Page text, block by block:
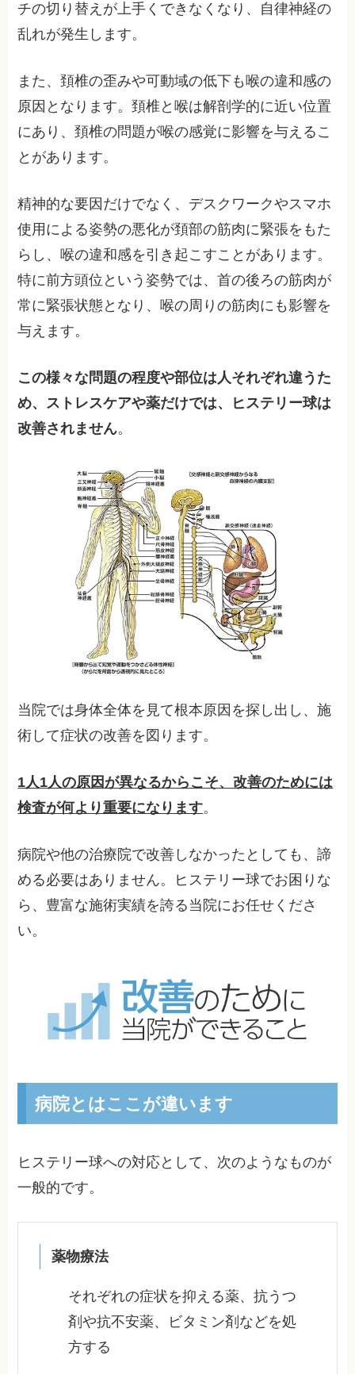
チの切り替えが上手くできなくなり、自律神経の
乱れが発生します。
また、頚椎の歪みや可動域の低下も喉の違和感の
原因となります。頚椎と喉は解剖学的に近い位置
にあり、頚椎の問題が喉の感覚に影響を与えるこ
とがあります。
精神的な要因だけでなく、デスクワークやスマホ
使用による姿勢の悪化が頚部の筋肉に緊張をもた
らし、喉の違和感を引き起こすことがあります。
特に前方頭位という姿勢では、首の後ろの筋肉が
常に緊張状態となり、喉の周りの筋肉にも影響を
与えます。
この様々な問題の程度や部位は人それぞれ違うた
め、ストレスケアや薬だけでは、ヒステリー球は
改善されません。
当院では身体全体を見て根本原因を探し出し、施
術して症状の改善を図ります。
1人1人の原因が異なるからこそ、改善のためには
検査が何より重要になります。
病院や他の治療院で改善しなかったとしても、諦
める必要はありません。ヒステリー球でお困りな
ら、豊富な施術実績を誇る当院にお任せくださ
い。
病院とはここが違います
ヒステリー球への対応として、次のようなものが
一般的です。
薬物療法
それぞれの症状を抑える薬、抗うつ
剤や抗不安薬、ビタミン剤などを処
方する